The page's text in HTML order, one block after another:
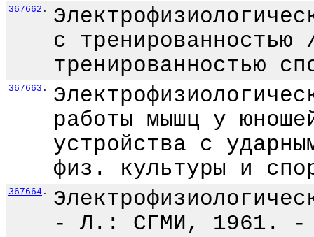
367662 .
с
367663 .
работы мышц у
устройства с
физ. культуры и
367664 .
- Л.: СГМИ, 1961.